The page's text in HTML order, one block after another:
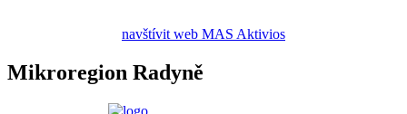
navštívit web MAS Aktivios
Mikroregion Radyně